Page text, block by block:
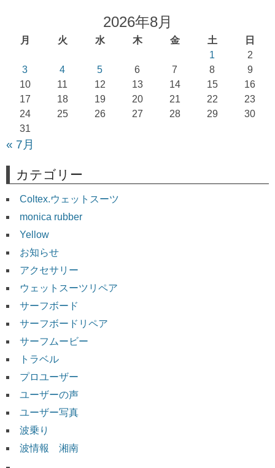
2026年8月
月 火 水 木 金 土
日
1
2
3
4 5 6 7 8
9
10
11 12 13 14 15
16
17
18 19 20 21 22
23
24
25 26 27 28 29
30
31
« 7月
カテゴリー
Coltex.ウェットスーツ
monica rubber
Yellow
お知らせ
アクセサリー
ウェットスーツリペア
サーフボード
サーフボードリペア
サーフムービー
トラベル
プロユーザー
ユーザーの声
ユーザー写真
波乗り
波情報 湘南